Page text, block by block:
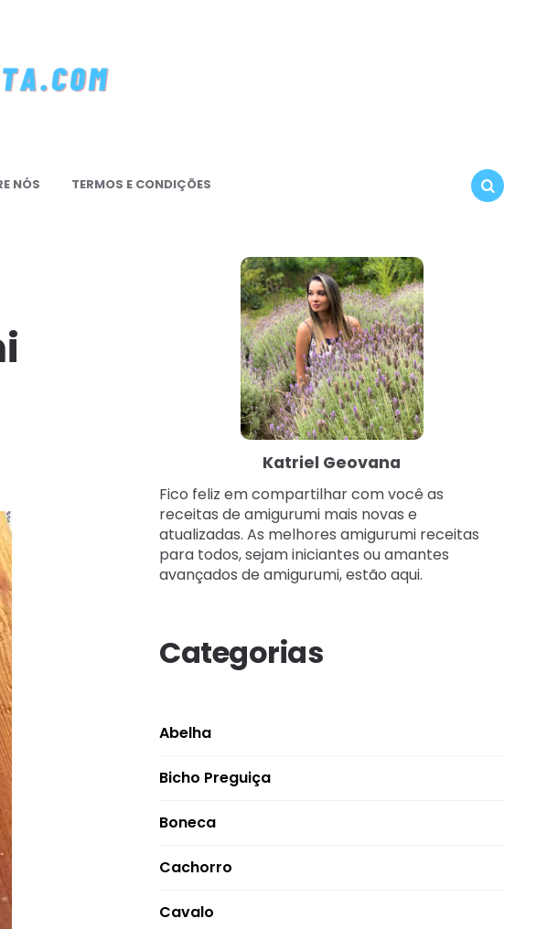
NÓS
TERMOS E CONDIÇÕES
Katriel Geovana
Fico feliz em compartilhar com você as
receitas de amigurumi mais novas e
atualizadas. As melhores amigurumi receitas
para todos, sejam iniciantes ou amantes
avançados de amigurumi, estão aqui.
Categorias
Abelha
Bicho Preguiça
Boneca
Cachorro
Cavalo